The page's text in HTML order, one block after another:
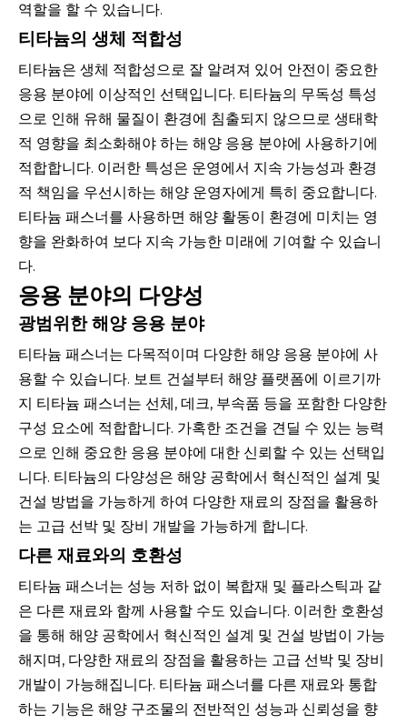
역할을 할 수 있습니다.
티타늄의 생체 적합성
티타늄은 생체 적합성으로 잘 알려져 있어 안전이 중요한
응용 분야에 이상적인 선택입니다. 티타늄의 무독성 특성
으로 인해 유해 물질이 환경에 침출되지 않으므로 생태학
적 영향을 최소화해야 하는 해양 응용 분야에 사용하기에
적합합니다. 이러한 특성은 운영에서 지속 가능성과 환경
적 책임을 우선시하는 해양 운영자에게 특히 중요합니다.
티타늄 패스너를 사용하면 해양 활동이 환경에 미치는 영
향을 완화하여 보다 지속 가능한 미래에 기여할 수 있습니
다.
응용 분야의 다양성
광범위한 해양 응용 분야
티타늄 패스너는 다목적이며 다양한 해양 응용 분야에 사
용할 수 있습니다. 보트 건설부터 해양 플랫폼에 이르기까
지 티타늄 패스너는 선체, 데크, 부속품 등을 포함한 다양한
구성 요소에 적합합니다. 가혹한 조건을 견딜 수 있는 능력
으로 인해 중요한 응용 분야에 대한 신뢰할 수 있는 선택입
니다. 티타늄의 다양성은 해양 공학에서 혁신적인 설계 및
건설 방법을 가능하게 하여 다양한 재료의 장점을 활용하
는 고급 선박 및 장비 개발을 가능하게 합니다.
다른 재료와의 호환성
티타늄 패스너는 성능 저하 없이 복합재 및 플라스틱과 같
은 다른 재료와 함께 사용할 수도 있습니다. 이러한 호환성
을 통해 해양 공학에서 혁신적인 설계 및 건설 방법이 가능
해지며, 다양한 재료의 장점을 활용하는 고급 선박 및 장비
개발이 가능해집니다. 티타늄 패스너를 다른 재료와 통합
하는 기능은 해양 구조물의 전반적인 성능과 신뢰성을 향